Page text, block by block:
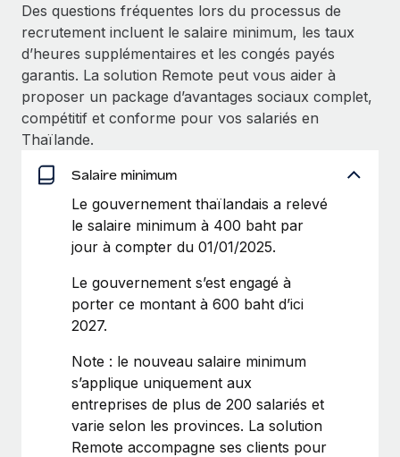
Remote Watchtower
Gardez un temps d’avance sur les risques en
matière de conformité
Gestion des appareils
Achetez et suivez vos équipements informatiques
dans le monde entier
Création d’entité
Établissez des entités rapidement et en toute
conformité
Organisez facilement le déménagement de vos
employés
Avantages sociaux
BLOG
Paie multipays
Gestion des freelances
Taxes
Explorer le blog
BLOG
Mises à jour des produits de Remote :
Intégrations Gusto et Xero et Gestion des
freelances Plus
Remote a toujours pour mission d'aider les entreprises de
toute taille à embaucher, gérer et payer...
En savoir plus
Des questions fréquentes lors du processus de
recrutement incluent le salaire minimum, les taux
d’heures supplémentaires et les congés payés
garantis. La solution Remote peut vous aider à
proposer un package d’avantages sociaux complet,
compétitif et conforme pour vos salariés en
Thaïlande.
Salaire minimum
Le gouvernement thaïlandais a relevé
le salaire minimum à 400 baht par
jour à compter du 01/01/2025.
Le gouvernement s’est engagé à
porter ce montant à 600 baht d’ici
2027.
Note : le nouveau salaire minimum
s’applique uniquement aux
entreprises de plus de 200 salariés et
varie selon les provinces. La solution
Remote accompagne ses clients pour